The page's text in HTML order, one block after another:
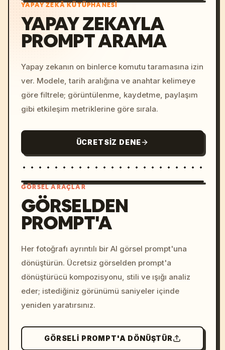
YAPAY ZEKÂ KÜTÜPHANESI
YAPAY ZEKAYLA
PROMPT ARAMA
Yapay zekanın on binlerce komutu taramasına izin
ver. Modele, tarih aralığına ve anahtar kelimeye
göre filtrele; görüntülenme, kaydetme, paylaşım
gibi etkileşim metriklerine göre sırala.
ÜCRETSIZ DENE
colors, 8k --v 6.0
GÖRSEL ARAÇLAR
GÖRSELDEN
PROMPT'A
Her fotoğrafı ayrıntılı bir AI görsel prompt'una
dönüştürün. Ücretsiz görselden prompt'a
dönüştürücü kompozisyonu, stili ve ışığı analiz
eder; istediğiniz görünümü saniyeler içinde
yeniden yaratırsınız.
GÖRSELI PROMPT'A DÖNÜŞTÜR